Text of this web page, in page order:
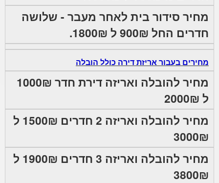
מחיר סידור בית לאחר מעבר - שלושה
חדרים החל 900₪ ל 1800₪.
מחירים בעבור אריזת דירה כולל הובלה
מחיר להובלה ואריזה דירת חדר 1000₪
ל 2000₪
מחיר להובלה ואריזה 2 חדרים 1500₪ ל
3000₪
מחיר להובלה ואריזה 3 חדרים 1900₪ ל
3800₪